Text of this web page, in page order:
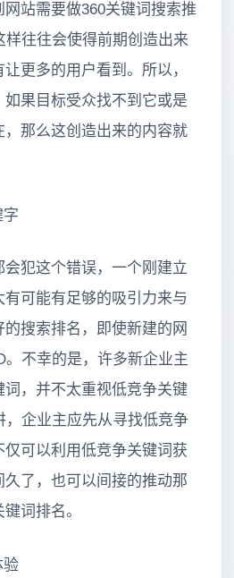
站需要做360关键词搜索推
样往往会使得前期创造出来
更多的用户看到。所以，
果目标受众找不到它或是
那么这创造出来的内容就
犯这个错误，一个刚建立
可能有足够的吸引力来与
搜索排名，即使新建的网
。不幸的是，许多新企业主
，并不太重视低竞争关键
，企业主应先从寻找低竞争
可以利用低竞争关键词获
了，也可以间接的推动那
词排名。
验